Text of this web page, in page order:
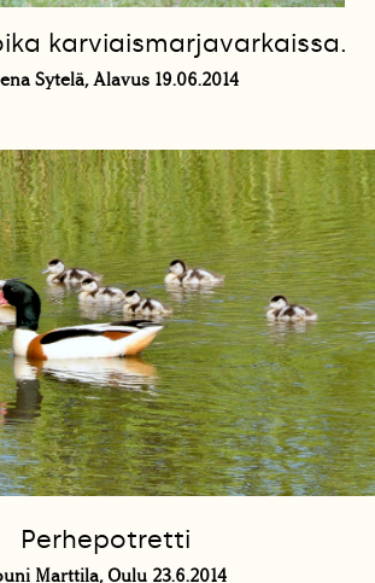
karviaismarjavarkaissa.
Sytelä, Alavus 19.06.2014
Perhepotretti
Marttila, Oulu 23.6.2014